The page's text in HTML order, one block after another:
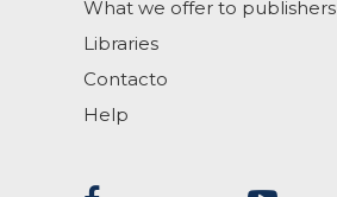
What we offer to publishers
Libraries
Contacto
Help